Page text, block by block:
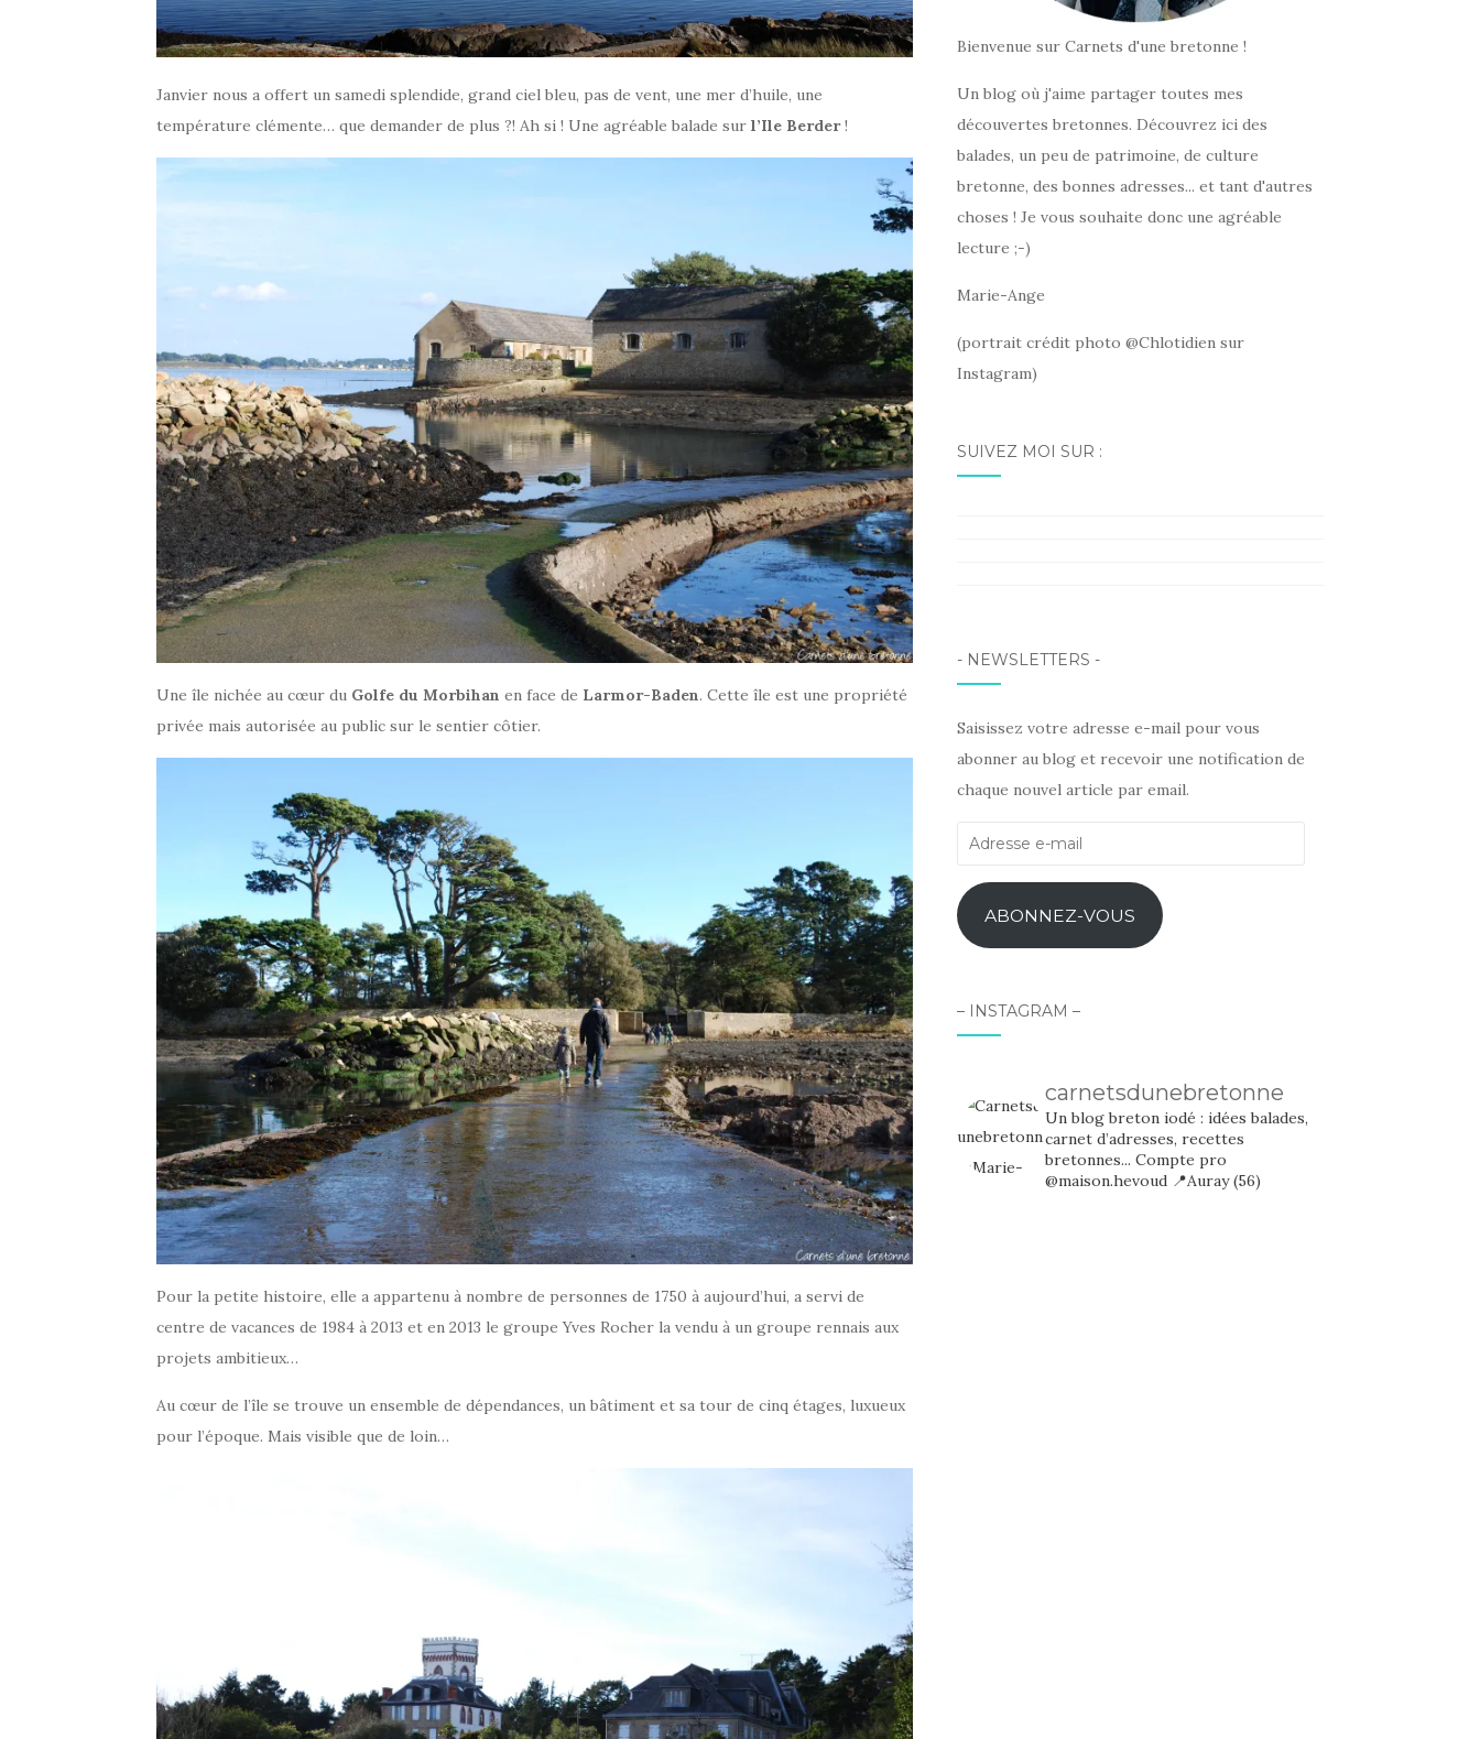
Janvier nous a offert un samedi splendide, grand ciel bleu, pas de vent, une mer d’huile, une
température clémente… que demander de plus ?! Ah si ! Une agréable balade sur l’Ile Berder!
Une île nichée au cœur du Golfe du Morbihan en face de Larmor-Baden. Cette île est une propriété
privée mais autorisée au public sur le sentier côtier.
Pour la petite histoire, elle a appartenu à nombre de personnes de 1750 à aujourd’hui, a servi de
centre de vacances de 1984 à 2013 et en 2013 le groupe Yves Rocher la vendu à un groupe rennais aux
projets ambitieux…
Au cœur de l’île se trouve un ensemble de dépendances, un bâtiment et sa tour de cinq étages, luxueux
pour l’époque. Mais visible que de loin…
Bienvenue sur Carnets d'une bretonne !
Un blog où j'aime partager toutes mes
découvertes bretonnes. Découvrez ici des
balades, un peu de patrimoine, de culture
bretonne, des bonnes adresses... et tant d'autres
choses ! Je vous souhaite donc une agréable
lecture ;-)
Marie-Ange
(portrait crédit photo @Chlotidien sur
Instagram)
SUIVEZ MOI SUR :
- NEWSLETTERS -
Saisissez votre adresse e-mail pour vous
abonner au blog et recevoir une notification de
chaque nouvel article par email.
Adresse
mail
ABONNEZ-VOUS
– INSTAGRAM –
carnetsdunebretonne
Un blog breton iodé : idées balades,
carnet d’adresses, recettes
bretonnes... Compte pro
@maison.hevoud 📍Auray (56)